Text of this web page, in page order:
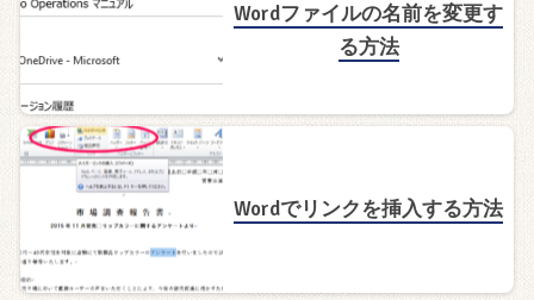
Wordファイルの名前を変更す
る方法
Wordでリンクを挿入する方法